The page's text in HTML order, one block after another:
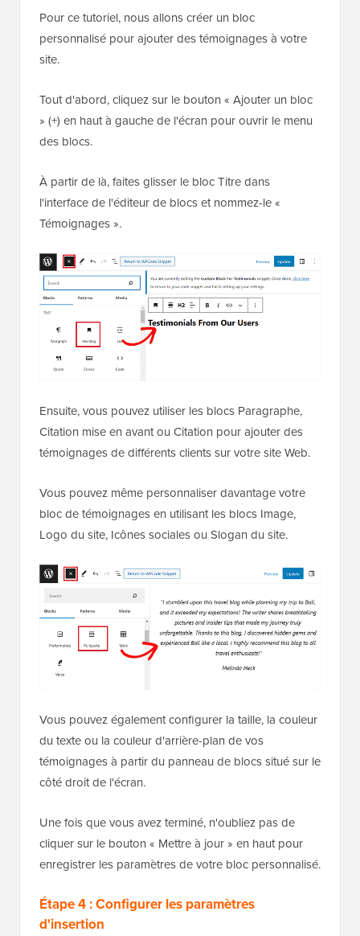
Pour ce tutoriel, nous allons créer un bloc
personnalisé pour ajouter des témoignages à votre
site.
Tout d'abord, cliquez sur le bouton « Ajouter un bloc
» (+) en haut à gauche de l'écran pour ouvrir le menu
des blocs.
À partir de là, faites glisser le bloc Titre dans
l'interface de l'éditeur de blocs et nommez-le «
Témoignages ».
Ensuite, vous pouvez utiliser les blocs Paragraphe,
Citation mise en avant ou Citation pour ajouter des
témoignages de différents clients sur votre site Web.
Vous pouvez même personnaliser davantage votre
bloc de témoignages en utilisant les blocs Image,
Logo du site, Icônes sociales ou Slogan du site.
Vous pouvez également configurer la taille, la couleur
du texte ou la couleur d'arrière-plan de vos
témoignages à partir du panneau de blocs situé sur le
côté droit de l'écran.
Une fois que vous avez terminé, n'oubliez pas de
cliquer sur le bouton « Mettre à jour » en haut pour
enregistrer les paramètres de votre bloc personnalisé.
Étape 4 : Configurer les paramètres
d'insertion